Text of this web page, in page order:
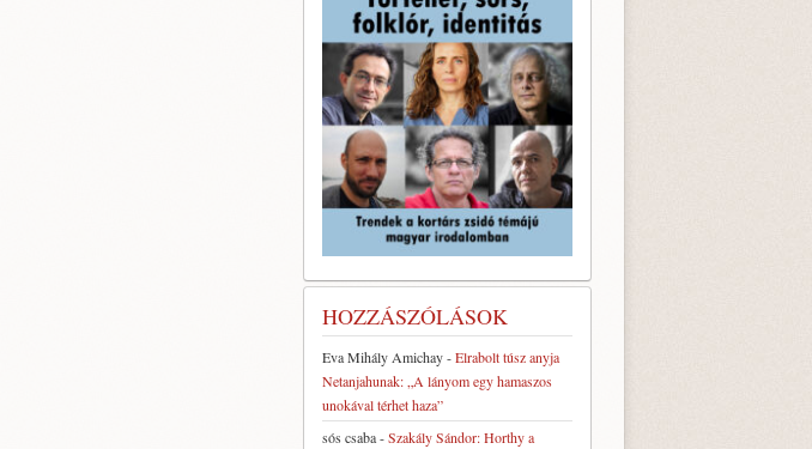
HOZZÁSZÓLÁSOK
Eva Mihály Amichay-Elrabolt túsz anyja
Netanjahunak: „A lányom egy hamaszos
unokával térhet haza”
sós csaba-Szakály Sándor: Horthy a